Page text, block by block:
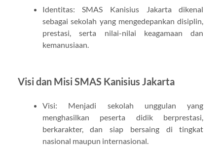
Identitas: SMAS Kanisius Jakarta dikenal
sebagai sekolah yang mengedepankan disiplin,
prestasi, serta nilai-nilai keagamaan dan
kemanusiaan.
Visi dan Misi SMAS Kanisius Jakarta
Visi: Menjadi sekolah unggulan yang
menghasilkan peserta didik berprestasi,
berkarakter, dan siap bersaing di tingkat
nasional maupun internasional.